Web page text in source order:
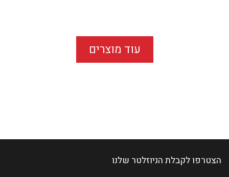
עוד מוצרים
הצטרפו לקבלת הניוזלטר שלנו